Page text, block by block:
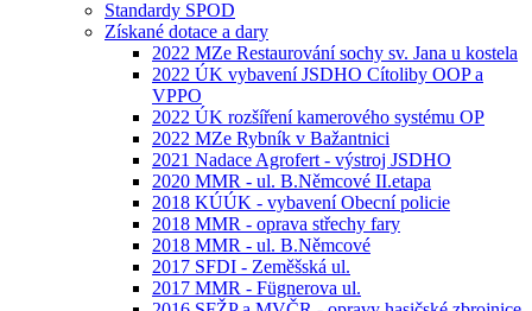
Standardy SPOD
Získané dotace a dary
2022 MZe Restaurování sochy sv. Jana u kostela
2022 ÚK vybavení JSDHO Cítoliby OOP a
VPPO
2022 ÚK rozšíření kamerového systému OP
2022 MZe Rybník v Bažantnici
2021 Nadace Agrofert - výstroj JSDHO
2020 MMR - ul. B.Němcové II.etapa
2018 KÚÚK - vybavení Obecní policie
2018 MMR - oprava střechy fary
2018 MMR - ul. B.Němcové
2017 SFDI - Zeměšská ul.
2017 MMR - Fügnerova ul.